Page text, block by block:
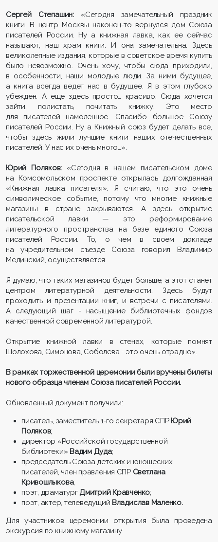
Сергей Степашин: «Сегодня замечательный праздник
книги. В центр Москвы наконец-то вернулся дом Союза
писателей России. Ну а книжная лавка, как ее сейчас
называют, наш храм книги. И она замечательна. Здесь
великолепные издания, которые в советское время купить
было невозможно. Очень хочу, чтобы сюда приходили,
в особенности, наши молодые люди. За ними будущее,
а книга всегда ведет нас в будущее. Я в этом глубоко
убежден. А еще здесь просто… красиво. Сюда хочется
зайти, полистать, почитать книжку. Это место
для писателей намоленное. Спасибо большое Союзу
писателей России. Ну а Книжный союз будет делать все,
чтобы здесь жили лучшие книги наших отечественных
писателей. У нас их очень много…».
Юрий Поляков: «Сегодня в нашем писательском доме
на Комсомольском проспекте открылась долгожданная
«Книжная лавка писателя». Я считаю, что это очень
символическое событие, потому что многие книжные
магазины в стране закрываются. А здесь открытие
писательской лавки — это реформирование
литературного пространства на базе единого Союза
писателей России. То, о чем в своем докладе
на учредительном съезде Союза говорил Владимир
Мединский, осуществляется.
Я думаю, что таких магазинов будет больше, а этот станет
центром литературной деятельности. Здесь будут
проходить и презентации книг, и встречи с писателями.
А следующий шаг - насыщение библиотечных фондов
качественной современной литературой.
Открытие книжной лавки в стенах, которые помнят
Шолохова, Симонова, Соболева - это очень отрадно».
В рамках торжественной церемонии были вручены билеты
нового образца членам Союза писателей России.
Обновленный документ получили:
писатель, заместитель 1-го секретаря СПР Юрий
Поляков;
директор «Российской государственной
библиотеки» Вадим Дуда;
председатель Союза детских и юношеских
писателей, член правления СПР Светлана
Кривошлыкова;
поэт, драматургДмитрий Кравченко;
поэт, актер, телеведущий Владислав Маленко.
Для участников церемонии открытия была проведена
экскурсия по книжному магазину.